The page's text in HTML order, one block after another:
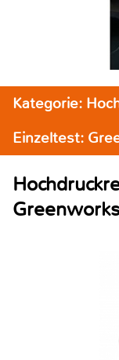
Kategorie:
Einzeltest: